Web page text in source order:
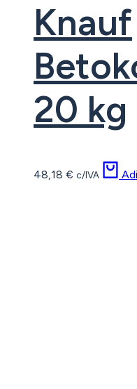
Knauf
20 kg
48,18 € c/IVA